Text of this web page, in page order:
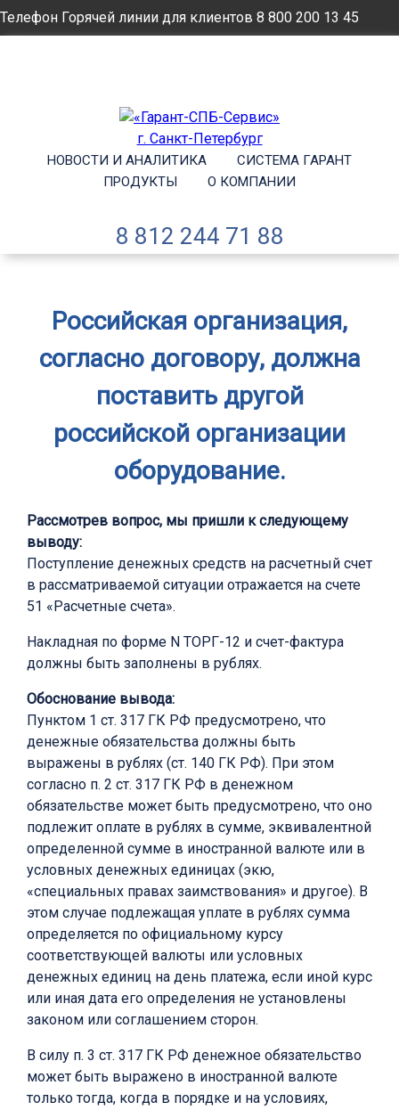
Телефон Горячей линии для клиентов 8 800 200 13 45
НОВОСТИ И АНАЛИТИКА
СИСТЕМА ГАРАНТ
ПРОДУКТЫ
О КОМПАНИИ
8 812 244 71 88
Российская организация,
согласно договору, должна
поставить другой
российской организации
оборудование.
Рассмотрев вопрос, мы пришли к следующему
выводу:
Поступление денежных средств на расчетный счет
в рассматриваемой ситуации отражается на счете
51 «Расчетные счета».
Накладная по форме N ТОРГ-12 и счет-фактура
должны быть заполнены в рублях.
Обоснование вывода:
Пунктом 1 ст. 317 ГК РФ предусмотрено, что
денежные обязательства должны быть
выражены в рублях (ст. 140 ГК РФ). При этом
согласно п. 2 ст. 317 ГК РФ в денежном
обязательстве может быть предусмотрено, что оно
подлежит оплате в рублях в сумме, эквивалентной
определенной сумме в иностранной валюте или в
условных денежных единицах (экю,
«специальных правах заимствования» и другое). В
этом случае подлежащая уплате в рублях сумма
определяется по официальному курсу
соответствующей валюты или условных
денежных единиц на день платежа, если иной курс
или иная дата его определения не установлены
законом или соглашением сторон.
В силу п. 3 ст. 317 ГК РФ денежное обязательство
может быть выражено в иностранной валюте
только тогда, когда в порядке и на условиях,